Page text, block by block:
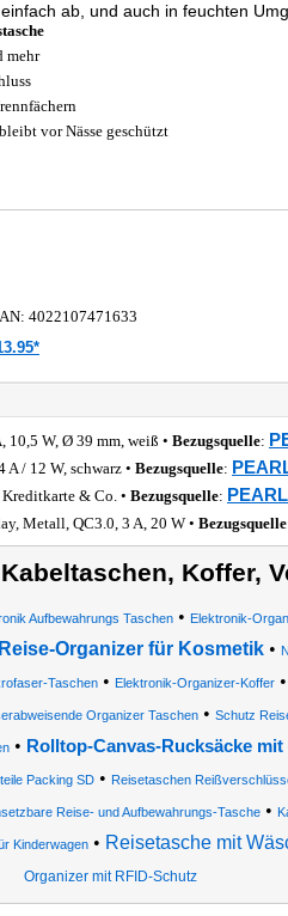
ab, und auch in feuchten
mehr
vor Nässe geschützt
4022107471633
10,5 W, Ø 39 mm, weiß • Bezugsquelle:
/ 12 W, schwarz • Bezugsquelle:
& Co. • Bezugsquelle:
Metall, QC3.0, 3 A, 20 W • Bezugsquelle
Koffer,
Aufbewahrungs Taschen • Elektronik-
Reise-Organizer für Kosmetik•
Taschen• Elektronik-Organizer-Koffer•
Organizer Taschen• Schutz
• Rolltop-Canvas-Rucksäcke
Packing SD• Reisetaschen
Reise- und Aufbewahrungs-Tasche•
Kinderwagen• Reisetasche mit
Organizer mit RFID-Schutz